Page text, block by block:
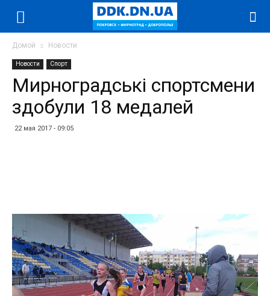
Домой Новости
Новости Спорт
Мирноградські спортсмени
здобули 18 медалей
22 мая 2017 - 09:05